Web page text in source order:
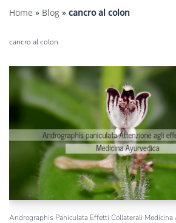
Home » Blog » cancro al colon
cancro al colon
Andrographis Paniculata Effetti Collaterali Medicina